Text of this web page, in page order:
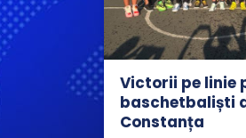
Victorii pe linie
baschetbaliști
Constanța